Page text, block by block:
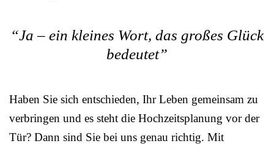
“Ja – ein kleines Wort, das großes Glück
bedeutet”
Haben Sie sich entschieden, Ihr Leben gemeinsam zu
verbringen und es steht die Hochzeitsplanung vor der
Tür? Dann sind Sie bei uns genau richtig. Mit